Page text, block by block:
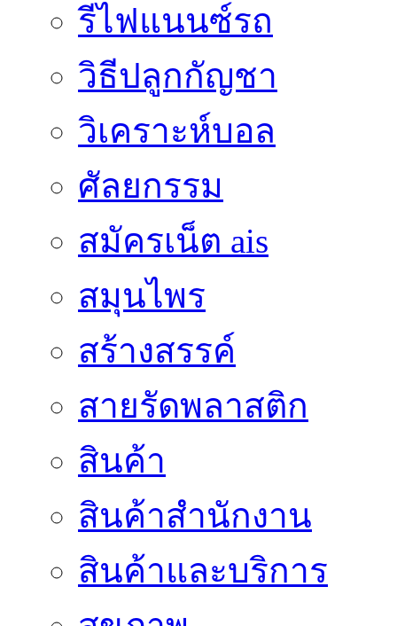
รีไฟแนนซ์รถ
วิธีปลูกกัญชา
วิเคราะห์บอล
ศัลยกรรม
สมัครเน็ต ais
สมุนไพร
สร้างสรรค์
สายรัดพลาสติก
สินค้า
สินค้าสํานักงาน
สินค้าและบริการ